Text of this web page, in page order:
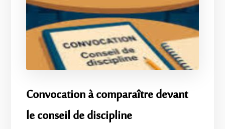
Convocation à comparaître devant
le conseil de discipline